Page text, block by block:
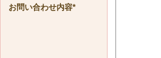
お問い合わせ内容*